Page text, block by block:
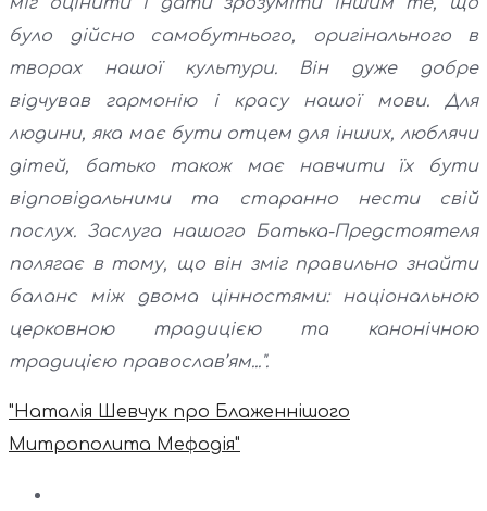
було дійсно самобутнього, оригінального в
творах нашої культури. Він дуже добре
відчував гармонію і красу нашої мови. Для
людини, яка має бути отцем для інших, люблячи
дітей, батько також має навчити їх бути
відповідальними та старанно нести свій
послух. Заслуга нашого Батька-Предстоятеля
полягає в тому, що він зміг правильно знайти
баланс між двома цінностями: національною
церковною традицією та канонічною
традицією православ’ям...".
"Наталія Шевчук про Блаженнішого
Митрополита Мефодія"